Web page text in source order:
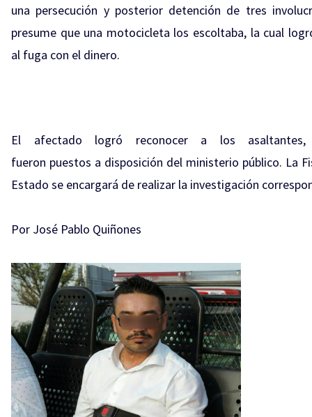
una persecución y posterior detención de tres
presume que una motocicleta los escoltaba, la cual
al fuga con el dinero.
El afectado logró reconocer a los asaltantes,
fueron puestos a disposición del ministerio público. La
Estado se encargará de realizar la investigación
Por José Pablo Quiñones